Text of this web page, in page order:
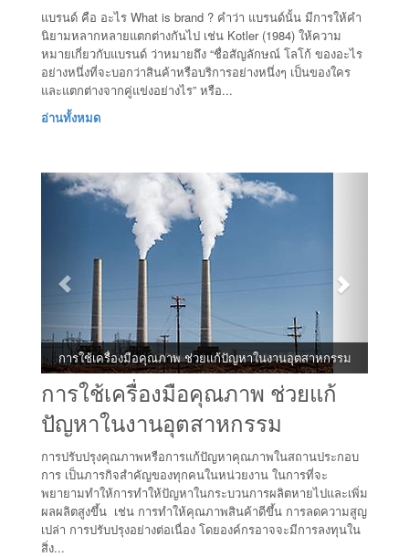
แบรนด์ คือ อะไร What is brand ? คำว่า แบรนด์นั้น มีการให้คำ
นิยามหลากหลายแตกต่างกันไป เช่น Kotler (1984) ให้ความ
หมายเกี่ยวกับแบรนด์ ว่าหมายถึง “ชื่อสัญลักษณ์ โลโก้ ของอะไร
อย่างหนึ่งที่จะบอกว่าสินค้าหรือบริการอย่างหนึ่งๆ เป็นของใคร
และแตกต่างจากคู่แข่งอย่างไร” หรือ...
อ่านทั้งหมด
การใช้เครื่องมือคุณภาพ ช่วยแก้ปัญหาในงานอุตสาหกรรม
การใช้เครื่องมือคุณภาพ ช่วยแก้
ปัญหาในงานอุตสาหกรรม
การปรับปรุงคุณภาพหรือการแก้ปัญหาคุณภาพในสถานประกอบ
การ เป็นภารกิจสำคัญของทุกคนในหน่วยงาน ในการที่จะ
พยายามทำให้การทำให้ปัญหาในกระบวนการผลิตหายไปและเพิ่ม
ผลผลิตสูงขึ้น เช่น การทำให้คุณภาพสินค้าดีขึ้น การลดความสูญ
เปล่า การปรับปรุงอย่างต่อเนื่อง โดยองค์กรอาจจะมีการลงทุนใน
สิ่ง...